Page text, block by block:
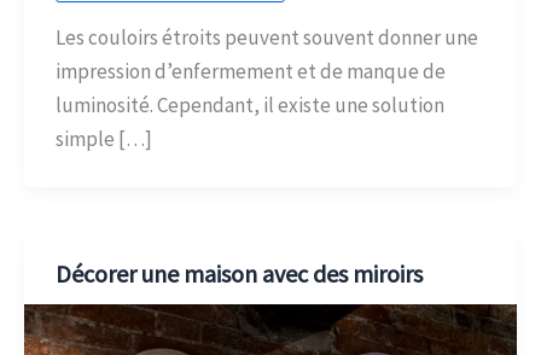
Les couloirs étroits peuvent souvent donner une
impression d’enfermement et de manque de
luminosité. Cependant, il existe une solution
simple […]
Décorer une maison avec des miroirs